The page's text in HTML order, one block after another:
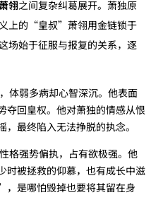
翎‌之间复杂纠葛展开。萧独原
上的“皇叔”萧翎用金链锁于
场始于征服与报复的关系，逐
体弱多病却心智深沉。他表面
夺回皇权。他对萧独的情感从恨
最终陷入无法挣脱的执念。
格强势偏执，占有欲极强。他
时被拯救的仰慕，也有成长中滋
是哪怕毁掉也要将其留在身